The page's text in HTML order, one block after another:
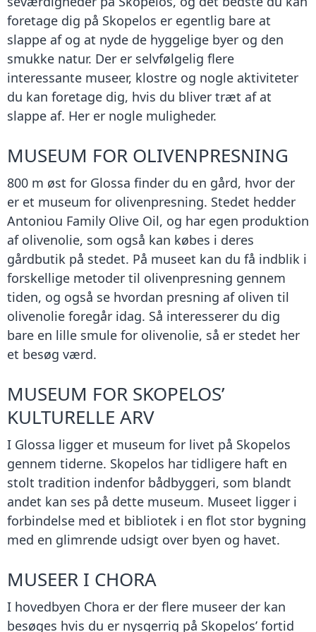
foretage dig på Skopelos er egentlig bare at
slappe af og at nyde de hyggelige byer og den
smukke natur. Der er selvfølgelig flere
interessante museer, klostre og nogle aktiviteter
du kan foretage dig, hvis du bliver træt af at
slappe af. Her er nogle muligheder.
MUSEUM FOR OLIVENPRESNING
800 m øst for Glossa finder du en gård, hvor der
er et museum for olivenpresning. Stedet hedder
Antoniou Family Olive Oil, og har egen produktion
af olivenolie, som også kan købes i deres
gårdbutik på stedet. På museet kan du få indblik i
forskellige metoder til olivenpresning gennem
tiden, og også se hvordan presning af oliven til
olivenolie foregår idag. Så interesserer du dig
bare en lille smule for olivenolie, så er stedet her
et besøg værd.
MUSEUM FOR SKOPELOS’
KULTURELLE ARV
I Glossa ligger et museum for livet på Skopelos
gennem tiderne. Skopelos har tidligere haft en
stolt tradition indenfor bådbyggeri, som blandt
andet kan ses på dette museum. Museet ligger i
forbindelse med et bibliotek i en flot stor bygning
med en glimrende udsigt over byen og havet.
MUSEER I CHORA
I hovedbyen Chora er der flere museer der kan
besøges hvis du er nysgerrig på Skopelos’ fortid